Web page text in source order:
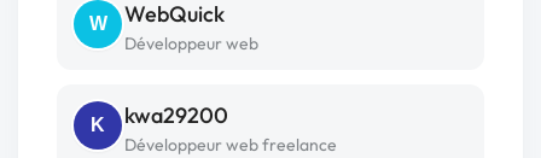
W WebQuick
Développeur web
K kwa29200
Développeur web freelance